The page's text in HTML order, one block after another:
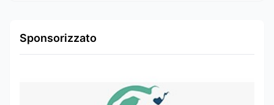
Sponsorizzato